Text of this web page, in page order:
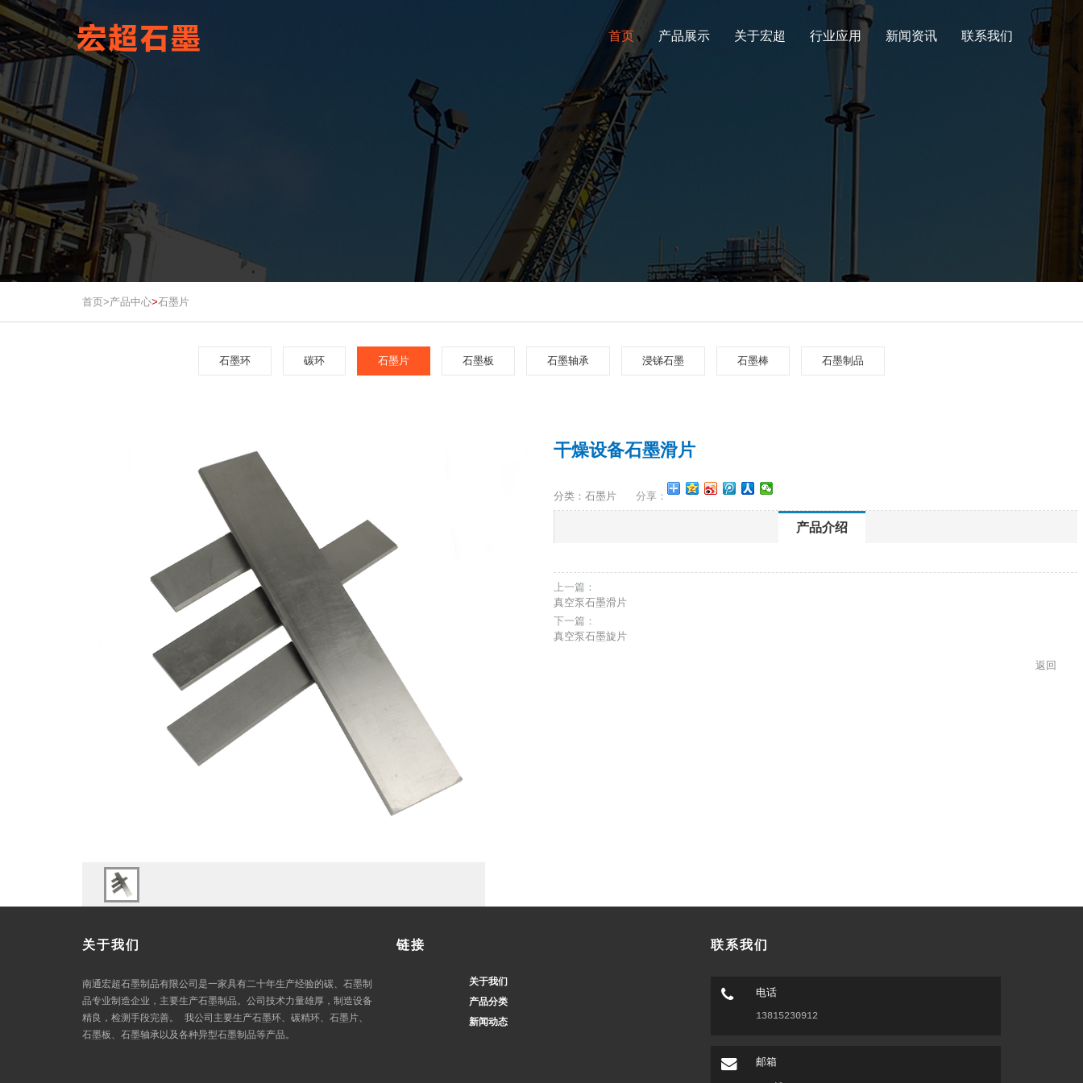
首页 产品展示 关于宏超 行业应用 新闻资讯 联系我们
首页>产品中心>石墨片
石墨环 碳环 石墨片 石墨板 石墨轴承 浸锑石墨 石墨棒 石墨制品
干燥设备石墨滑片
分类：石墨片 分享：
产品介绍
上一篇：
真空泵石墨滑片
下一篇：
真空泵石墨旋片
返回
关于我们
南通宏超石墨制品有限公司是一家具有二十年生产经验的碳、石墨制
品专业制造企业，主要生产石墨制品。公司技术力量雄厚，制造设备
精良，检测手段完善。 我公司主要生产石墨环、碳精环、石墨片、
石墨板、石墨轴承以及各种异型石墨制品等产品。
链接
关于我们
产品分类
新闻动态
联系我们
电话
13815230912
邮箱